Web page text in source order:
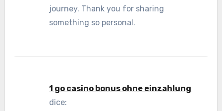
journey. Thank you for sharing
something so personal.
1 go casino bonus ohne einzahlung
dice: